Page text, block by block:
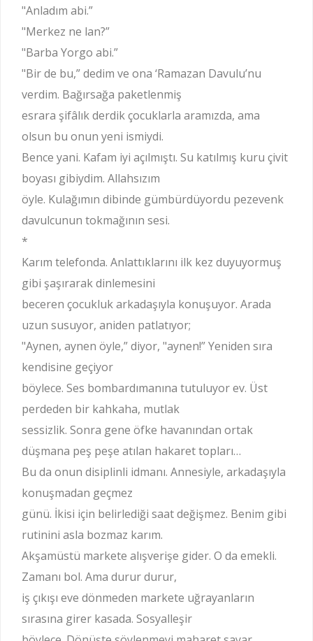
"Anladım abi.”
"Merkez ne lan?”
"Barba Yorgo abi.”
"Bir de bu,” dedim ve ona ‘Ramazan Davulu’nu
verdim. Bağırsağa paketlenmiş
esrara şifâlık derdik çocuklarla aramızda, ama
olsun bu onun yeni ismiydi.
Bence yani. Kafam iyi açılmıştı. Su katılmış kuru çivit
boyası gibiydim. Allahsızım
öyle. Kulağımın dibinde gümbürdüyordu pezevenk
davulcunun tokmağının sesi.
*
Karım telefonda. Anlattıklarını ilk kez duyuyormuş
gibi şaşırarak dinlemesini
beceren çocukluk arkadaşıyla konuşuyor. Arada
uzun susuyor, aniden patlatıyor;
"Aynen, aynen öyle,” diyor, "aynen!” Yeniden sıra
kendisine geçiyor
böylece. Ses bombardımanına tutuluyor ev. Üst
perdeden bir kahkaha, mutlak
sessizlik. Sonra gene öfke havanından ortak
düşmana peş peşe atılan hakaret topları…
Bu da onun disiplinli idmanı. Annesiyle, arkadaşıyla
konuşmadan geçmez
günü. İkisi için belirlediği saat değişmez. Benim gibi
rutinini asla bozmaz karım.
Akşamüstü markete alışverişe gider. O da emekli.
Zamanı bol. Ama durur durur,
iş çıkışı eve dönmeden markete uğrayanların
sırasına girer kasada. Sosyalleşir